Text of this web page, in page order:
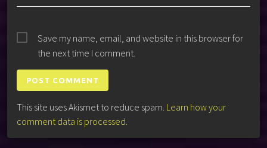
Save my name, email, and website in this browser for
the next time I comment.
This site uses Akismet to reduce spam. Learn how your
comment data is processed.